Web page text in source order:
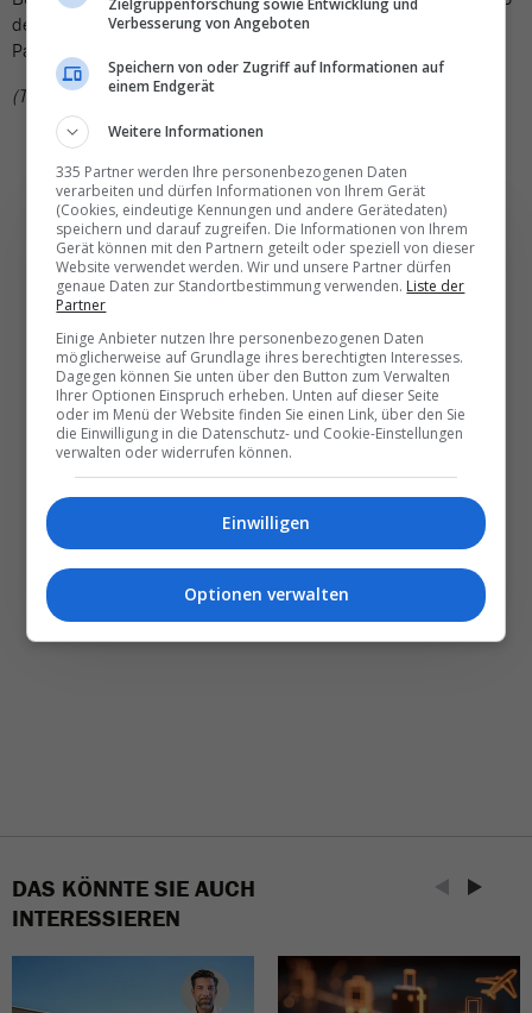
der Expedia Group an Hotels, Ferienwohnungen, Flügen,
Pauschalreisen, Mietwagen und Aktivitäten verbindet.
(TN)
besten News direkt in
Ihr E‑Mail-Postfach
Täglich oder wöchentlich, mit mehr Insights oder
DAS KÖNNTE SIE AUCH
INTERESSIEREN
Verbesserung von Angeboten
Speichern von oder Zugriff auf Informationen auf
einem Endgerät
Weitere Informationen
335 Partner werden Ihre personenbezogenen Daten
verarbeiten und dürfen Informationen von Ihrem Gerät
(Cookies, eindeutige Kennungen und andere Gerätedaten)
speichern und darauf zugreifen. Die Informationen von Ihrem
Gerät können mit den Partnern geteilt oder speziell von dieser
Website verwendet werden. Wir und unsere Partner dürfen
genaue Daten zur Standortbestimmung verwenden. Liste der
Partner
Einige Anbieter nutzen Ihre personenbezogenen Daten
möglicherweise auf Grundlage ihres berechtigten Interesses.
Dagegen können Sie unten über den Button zum Verwalten
Ihrer Optionen Einspruch erheben. Unten auf dieser Seite
oder im Menü der Website finden Sie einen Link, über den Sie
die Einwilligung in die Datenschutz- und Cookie-Einstellungen
verwalten oder widerrufen können.
Einwilligen
Optionen verwalten